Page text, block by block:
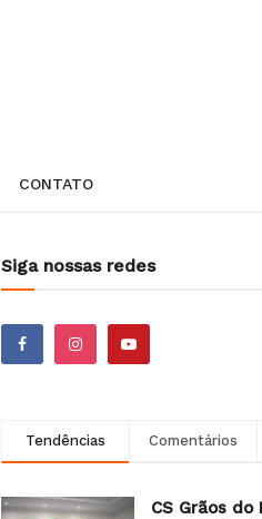
CONTATO
Siga nossas redes
Tendências Comentários
CS Grãos do